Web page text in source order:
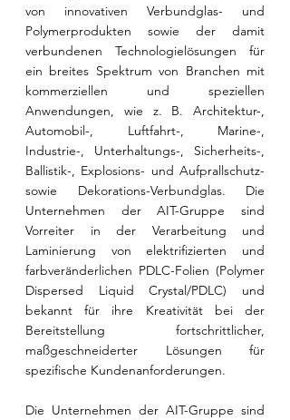
von innovativen Verbundglas- und
Polymerprodukten sowie der damit
verbundenen Technologielösungen für
ein breites Spektrum von Branchen mit
kommerziellen und speziellen
Anwendungen, wie z. B. Architektur-,
Automobil-, Luftfahrt-, Marine-,
Industrie-, Unterhaltungs-, Sicherheits-,
Ballistik-, Explosions- und Aufprallschutz-
sowie Dekorations-Verbundglas. Die
Unternehmen der AIT-Gruppe sind
Vorreiter in der Verarbeitung und
Laminierung von elektrifizierten und
farbveränderlichen PDLC-Folien (Polymer
Dispersed Liquid Crystal/PDLC) und
bekannt für ihre Kreativität bei der
Bereitstellung fortschrittlicher,
maßgeschneiderter Lösungen für
spezifische Kundenanforderungen.
Die Unternehmen der AIT-Gruppe sind